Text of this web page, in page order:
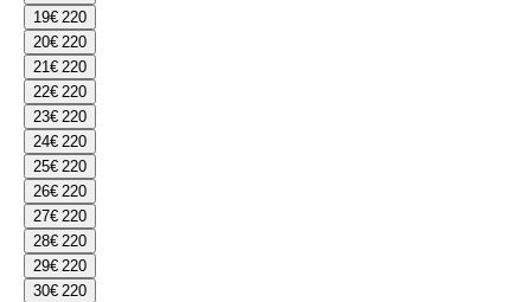
19€ 220
20€ 220
21€ 220
22€ 220
23€ 220
24€ 220
25€ 220
26€ 220
27€ 220
28€ 220
29€ 220
30€ 220